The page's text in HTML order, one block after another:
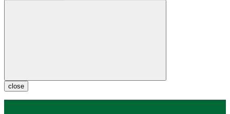
close